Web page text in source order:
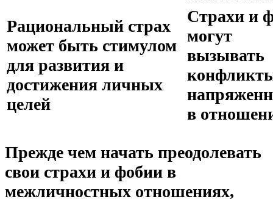
Рациональный страх
может быть стимулом
для развития и
достижения личных
целей
Страхи и
могут
вызывать
в
Прежде чем начать преодолевать
свои страхи и фобии в
межличностных отношениях,